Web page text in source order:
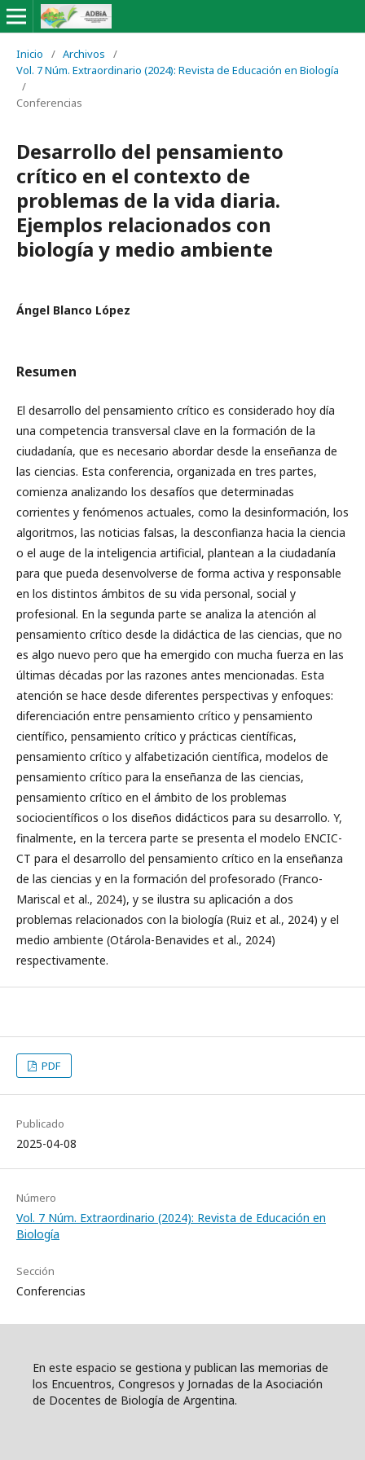
Inicio / Archivos
/
Vol. 7 Núm. Extraordinario (2024): Revista de Educación en Biología
/
Conferencias
Desarrollo del pensamiento
crítico en el contexto de
problemas de la vida diaria.
Ejemplos relacionados con
biología y medio ambiente
Ángel Blanco López
Resumen
El desarrollo del pensamiento crítico es considerado hoy día
una competencia transversal clave en la formación de la
ciudadanía, que es necesario abordar desde la enseñanza de
las ciencias. Esta conferencia, organizada en tres partes,
comienza analizando los desafíos que determinadas
corrientes y fenómenos actuales, como la desinformación, los
algoritmos, las noticias falsas, la desconfianza hacia la ciencia
o el auge de la inteligencia artificial, plantean a la ciudadanía
para que pueda desenvolverse de forma activa y responsable
en los distintos ámbitos de su vida personal, social y
profesional. En la segunda parte se analiza la atención al
pensamiento crítico desde la didáctica de las ciencias, que no
es algo nuevo pero que ha emergido con mucha fuerza en las
últimas décadas por las razones antes mencionadas. Esta
atención se hace desde diferentes perspectivas y enfoques:
diferenciación entre pensamiento crítico y pensamiento
científico, pensamiento crítico y prácticas científicas,
pensamiento crítico y alfabetización científica, modelos de
pensamiento crítico para la enseñanza de las ciencias,
pensamiento crítico en el ámbito de los problemas
sociocientíficos o los diseños didácticos para su desarrollo. Y,
finalmente, en la tercera parte se presenta el modelo ENCIC-
CT para el desarrollo del pensamiento crítico en la enseñanza
de las ciencias y en la formación del profesorado (Franco-
Mariscal et al., 2024), y se ilustra su aplicación a dos
problemas relacionados con la biología (Ruiz et al., 2024) y el
medio ambiente (Otárola-Benavides et al., 2024)
respectivamente.
PDF
Publicado
2025-04-08
Número
Vol. 7 Núm. Extraordinario (2024): Revista de Educación en
Biología
Sección
Conferencias
En este espacio se gestiona y publican las memorias de
los Encuentros, Congresos y Jornadas de la Asociación
de Docentes de Biología de Argentina.